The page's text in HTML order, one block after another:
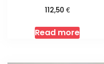
112,50 €
Read more